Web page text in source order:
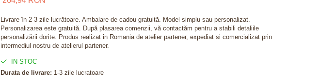
Livrare în 2-3 zile lucrătoare. Ambalare de cadou gratuită. Model simplu sau personalizat.
Personalizarea este gratuită. După plasarea comenzii, vă contactăm pentru a stabili detaliile
personalizării dorite. Produs realizat in Romania de atelier partener, expediat si comercializat prin
intermediul nostru de atelierul partener.
IN STOC
Durata de livrare: 1-3 zile lucratoare